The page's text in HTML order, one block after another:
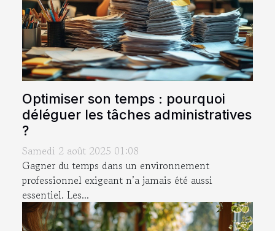
Optimiser son temps : pourquoi
déléguer les tâches administratives
?
Samedi 2 août 2025 01:08
Gagner du temps dans un environnement
professionnel exigeant n’a jamais été aussi
essentiel. Les...